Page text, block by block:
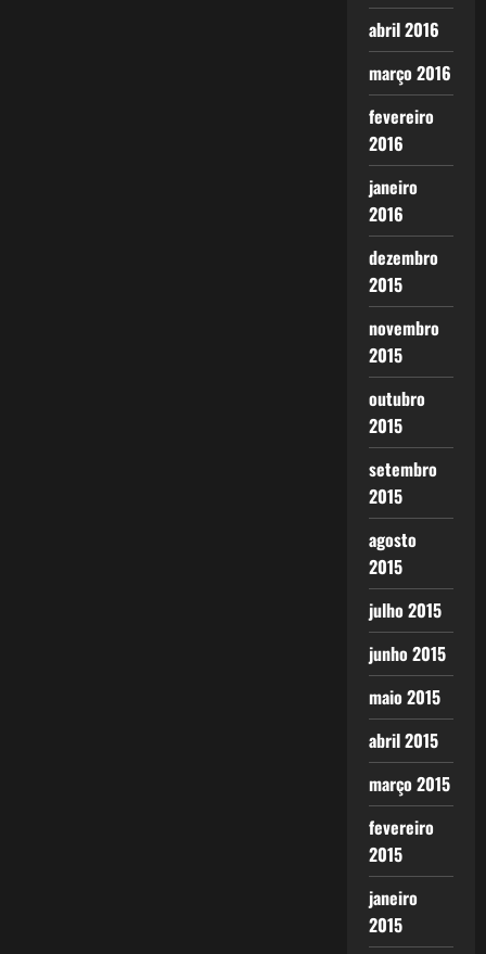
abril 2016
março 2016
fevereiro
2016
janeiro
2016
dezembro
2015
novembro
2015
outubro
2015
setembro
2015
agosto
2015
julho 2015
junho 2015
maio 2015
abril 2015
março 2015
fevereiro
2015
janeiro
2015